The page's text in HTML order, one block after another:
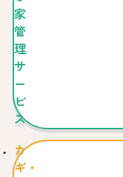
家
管
理
サ
ー
ビ
ス
カ
ギ・